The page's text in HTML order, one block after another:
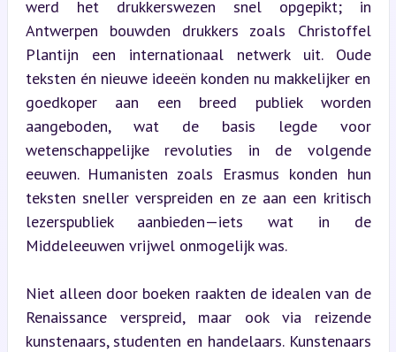
werd het drukkerswezen snel opgepikt; in
Antwerpen bouwden drukkers zoals Christoffel
Plantijn een internationaal netwerk uit. Oude
teksten én nieuwe ideeën konden nu makkelijker en
goedkoper aan een breed publiek worden
aangeboden, wat de basis legde voor
wetenschappelijke revoluties in de volgende
eeuwen. Humanisten zoals Erasmus konden hun
teksten sneller verspreiden en ze aan een kritisch
lezerspubliek aanbieden—iets wat in de
Middeleeuwen vrijwel onmogelijk was.
Niet alleen door boeken raakten de idealen van de
Renaissance verspreid, maar ook via reizende
kunstenaars, studenten en handelaars. Kunstenaars